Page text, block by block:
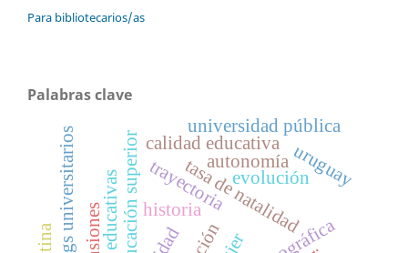
Para bibliotecarios/as
Palabras clave
tasa de natalidad
educación superior evolución
historia
trayectoria
calidad educativa
universidad pública
autonomía
tensiones
rankings universitarios uruguay